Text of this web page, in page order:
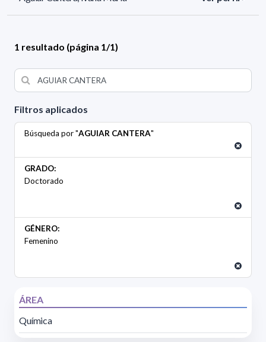
Filtros aplicados
Búsqueda por "AGUIAR CANTERA"
GRADO:
Doctorado
GÉNERO:
Femenino
ÁREA
Química
1 resultado (página 1/1)